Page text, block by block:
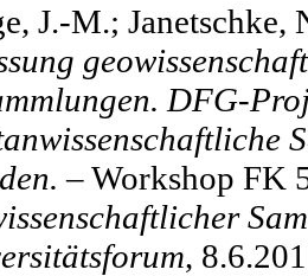
J.-M.;
DFG-
– Workshop FK
,